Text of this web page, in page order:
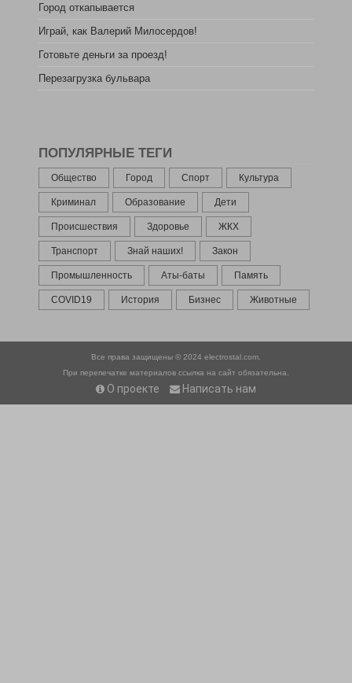
Город откапывается
Играй, как Валерий Милосердов!
Готовьте деньги за проезд!
Перезагрузка бульвара
ПОПУЛЯРНЫЕ ТЕГИ
Общество Город Спорт Культура
Криминал Образование Дети
Происшествия Здоровье ЖКХ
Транспорт Знай наших! Закон
Промышленность Аты-баты Память
COVID19 История Бизнес Животные
Все права защищены © 2024 electrostal.com.
При перепечатке материалов ссылка на сайт обязательна.
О проекте Написать нам